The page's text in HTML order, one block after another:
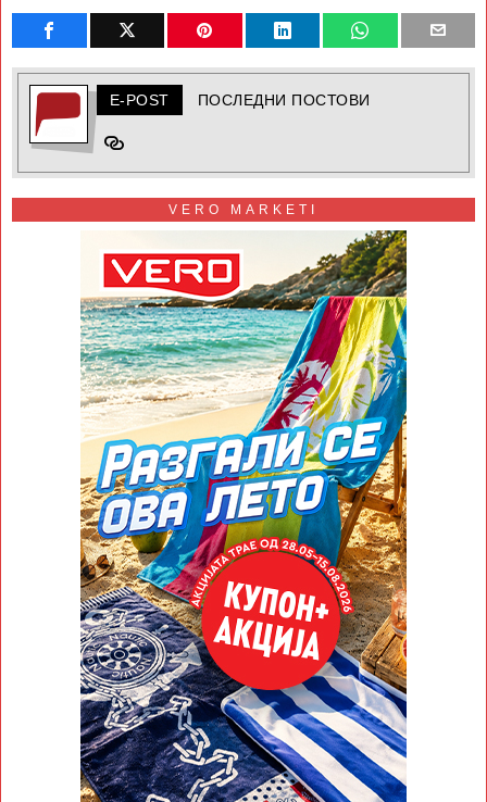
E-POST ПОСЛЕДНИ ПОСТОВИ
VERO MARKETI